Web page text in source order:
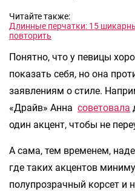
Читайте также:
Длинные перчатки: 15
повторить
Понятно, что у певицы
показать себя, но она
заявлениям о стиле.
«Драйв» Анна советовала
один акцент, чтобы не
А сама, тем временем,
где таких акцентов
полупрозрачный корсет и